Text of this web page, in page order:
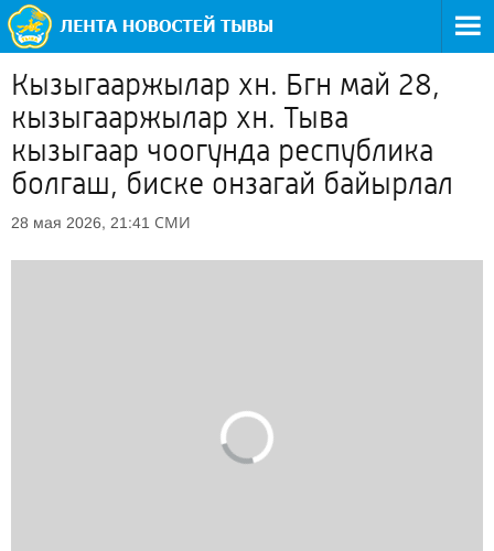
Кызыгааржылар хн. Бгн май 28,
кызыгааржылар хн. Тыва
кызыгаар чоогунда республика
болгаш, биске онзагай байырлал
28 мая 2026, 21:41 СМИ